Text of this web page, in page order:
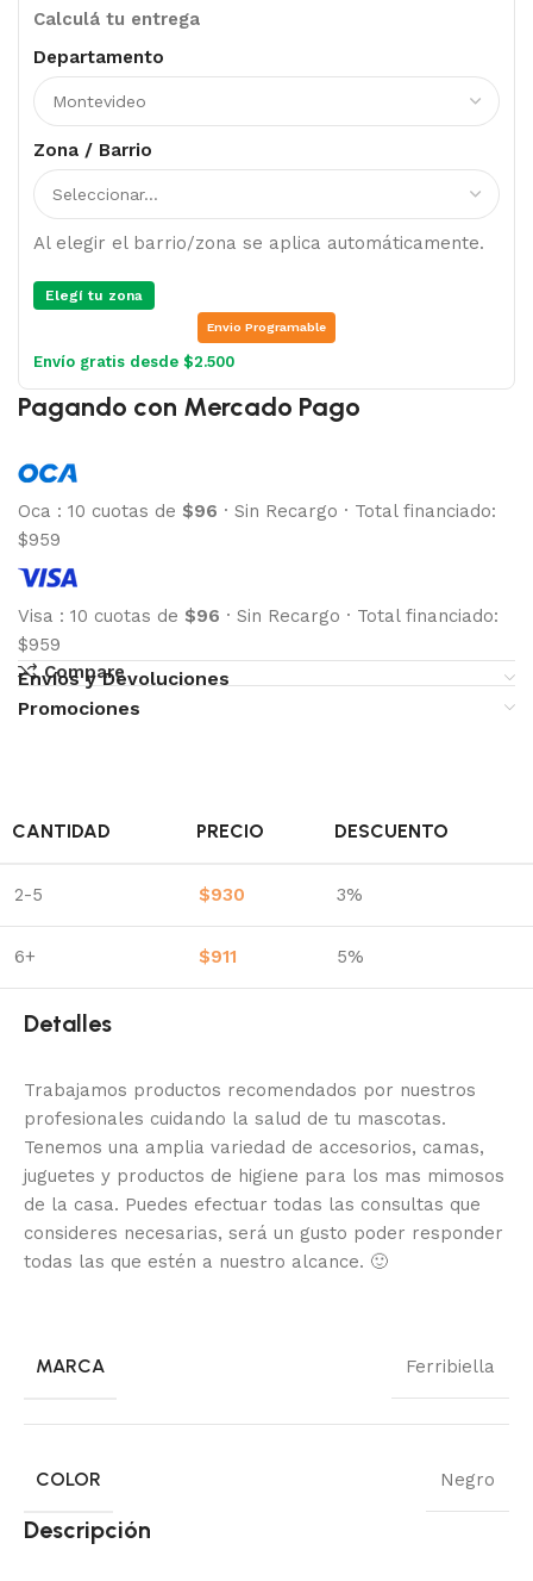
Calculá tu entrega
Departamento
Zona / Barrio
Al elegir el barrio/zona se aplica automáticamente.
Elegí tu zona
Envio Programable
Envío gratis desde $2.500
Pagando con Mercado Pago
Oca : 10 cuotas de $96 · Sin Recargo · Total financiado:
$959
Visa : 10 cuotas de $96 · Sin Recargo · Total financiado:
$959
Compare
Envíos y Devoluciones
Promociones
CANTIDAD PRECIO DESCUENTO
2-5 $930 3%
6+ $911 5%
Detalles
Trabajamos productos recomendados por nuestros
profesionales cuidando la salud de tu mascotas.
Tenemos una amplia variedad de accesorios, camas,
juguetes y productos de higiene para los mas mimosos
de la casa. Puedes efectuar todas las consultas que
consideres necesarias, será un gusto poder responder
todas las que estén a nuestro alcance. 🙂
MARCA Ferribiella
COLOR Negro
Descripción